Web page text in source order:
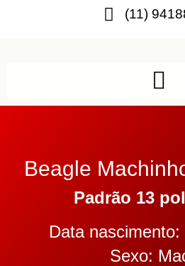
(11)
Beagle
Padrão 13
Data
Sexo: